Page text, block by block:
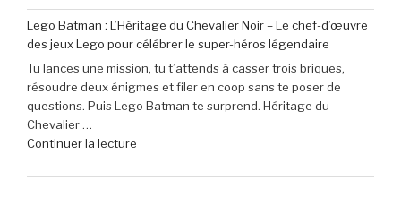
seulement
79,99
€
(-16% »
de
40
€
de
réduction
sur
Sony
Lego Batman : L’Héritage du Chevalier Noir – Le chef-d’œuvre
des jeux Lego pour célébrer le super-héros légendaire
Tu lances une mission, tu t’attends à casser trois briques,
résoudre deux énigmes et filer en coop sans te poser de
questions. Puis Lego Batman te surprend. Héritage du
Chevalier …
Continuer la lecture
Batman